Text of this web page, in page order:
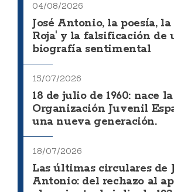
04/08/2026
José Antonio, la poesía, la
Roja' y la falsificación de
biografía sentimental
15/07/2026
18 de julio de 1960: nace la
Organización Juvenil
una nueva generación.
18/07/2026
Las últimas circulares de
Antonio: del rechazo al